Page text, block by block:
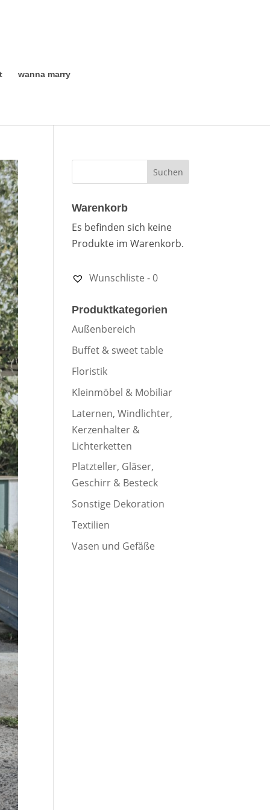
wanna marry
Warenkorb
Es befinden sich keine
Produkte im Warenkorb.
Wunschliste -0
Produktkategorien
Außenbereich
Buffet & sweet table
Floristik
Kleinmöbel & Mobiliar
Laternen, Windlichter,
Kerzenhalter &
Lichterketten
Platzteller, Gläser,
Geschirr & Besteck
Sonstige Dekoration
Textilien
Vasen und Gefäße